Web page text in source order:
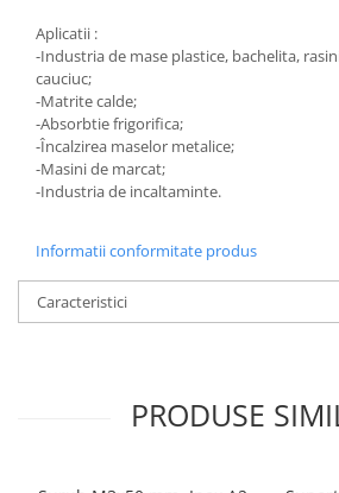
Aplicatii :
-Industria de mase plastice, bachelita,
cauciuc;
-Matrite calde;
-Absorbtie frigorifica;
-Încalzirea maselor metalice;
-Masini de marcat;
-Industria de incaltaminte.
Informatii conformitate produs
Caracteristici
PRODUSE